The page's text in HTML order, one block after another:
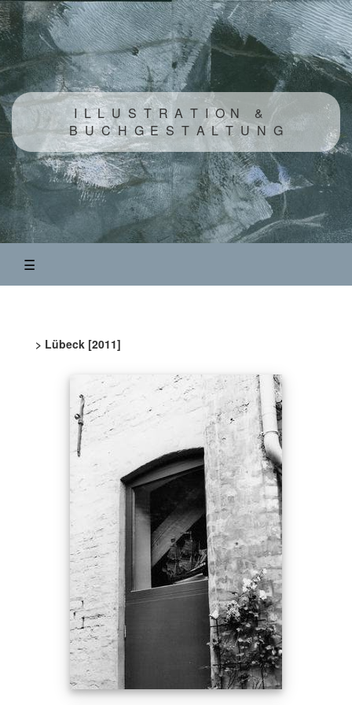
I L L U S T R A T I O N
&
B U C H G E S T A L T U N G
Buchprojekte
Illustration
Skizzenbücher
Animation
Künstlerbücher
&
Originalgrafik
FOTOGRAFIE
☰
> Lübeck [2011]